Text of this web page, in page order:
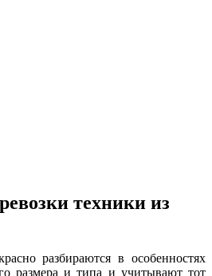
техники из
разбираются в особенностях
размера и типа и учитывают тот